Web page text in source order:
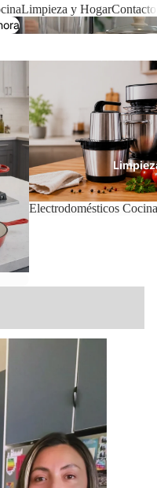
Limpieza y HogarContacto
Electrodomésticos Cocina
Electrodomésticos Cocina